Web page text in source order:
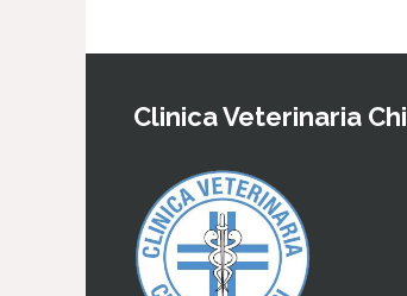
Clinica Veterinaria